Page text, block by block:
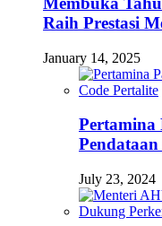
Raih Prestasi
January 14, 2025
Pertamina
July 23, 2024